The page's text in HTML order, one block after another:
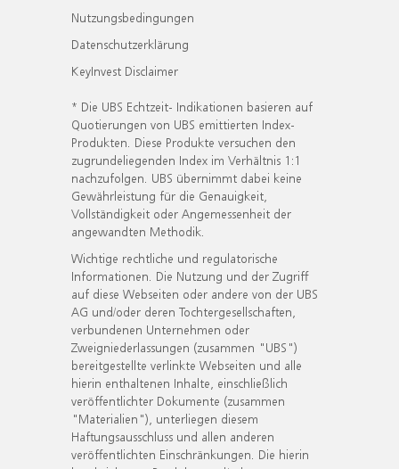
Nutzungsbedingungen
Datenschutzerklärung
KeyInvest Disclaimer
* Die UBS Echtzeit- Indikationen basieren auf
Quotierungen von UBS emittierten Index-
Produkten. Diese Produkte versuchen den
zugrundeliegenden Index im Verhältnis 1:1
nachzufolgen. UBS übernimmt dabei keine
Gewährleistung für die Genauigkeit,
Vollständigkeit oder Angemessenheit der
angewandten Methodik.
Wichtige rechtliche und regulatorische
Informationen. Die Nutzung und der Zugriff
auf diese Webseiten oder andere von der UBS
AG und/oder deren Tochtergesellschaften,
verbundenen Unternehmen oder
Zweigniederlassungen (zusammen "UBS")
bereitgestellte verlinkte Webseiten und alle
hierin enthaltenen Inhalte, einschließlich
veröffentlichter Dokumente (zusammen
"Materialien"), unterliegen diesem
Haftungsausschluss und allen anderen
veröffentlichten Einschränkungen. Die hierin